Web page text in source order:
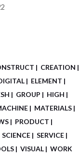
CREATION
ELEMENT
GROUP
HIGH
MATERIALS
PRODUCT
SCIENCE
SERVICE
VISUAL WORK